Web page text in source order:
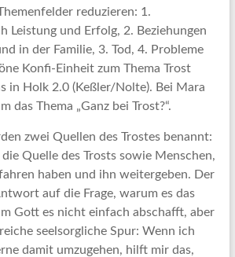
reduzieren: 1.
Leistung und Erfolg, 2. Beziehungen
in der Familie, 3. Tod, 4. Probleme
Konfi-Einheit zum Thema Trost
in Holk 2.0 (Keßler/Nolte). Bei Mara
das Thema „Ganz bei Trost?“.
zwei Quellen des Trostes benannt:
Quelle des Trosts sowie Menschen,
haben und ihn weitergeben. Der
auf die Frage, warum es das
Gott es nicht einfach abschafft, aber
seelsorgliche Spur: Wenn ich
damit umzugehen, hilft mir das,